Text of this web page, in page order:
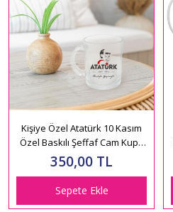
Kişiye Özel Atatürk 10 Kasım
Özel Baskılı Şeffaf Cam Kupa
Bardak HK2303
350,00 TL
Sepete Ekle